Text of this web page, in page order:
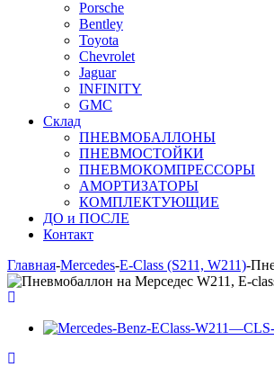
Porsche
Bentley
Toyota
Chevrolet
Jaguar
INFINITY
GMC
Склад
ПНЕВМОБАЛЛОНЫ
ПНЕВМОСТОЙКИ
ПНЕВМОКОМПРЕССОРЫ
АМОРТИЗАТОРЫ
КОМПЛЕКТУЮЩИЕ
ДО и ПОСЛЕ
Контакт
Главная-Mercedes-Е-Class (S211, W211)-